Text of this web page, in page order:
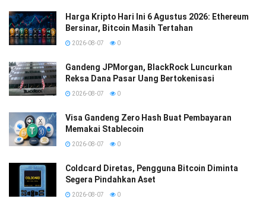
Harga Kripto Hari Ini 6 Agustus 2026: Ethereum
Bersinar, Bitcoin Masih Tertahan
2026-08-07 0
Gandeng JPMorgan, BlackRock Luncurkan
Reksa Dana Pasar Uang Bertokenisasi
2026-08-07 0
Visa Gandeng Zero Hash Buat Pembayaran
Memakai Stablecoin
2026-08-07 0
Coldcard Diretas, Pengguna Bitcoin Diminta
Segera Pindahkan Aset
2026-08-07 0